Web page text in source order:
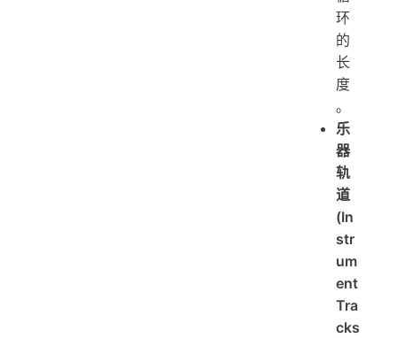
环
的
长
度
。
乐
器
轨
道
(In
str
um
ent
Tra
cks